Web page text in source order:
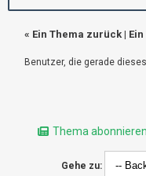
« Ein Thema zurück |
Benutzer, die gerade
Thema abonnieren
Gehe zu: